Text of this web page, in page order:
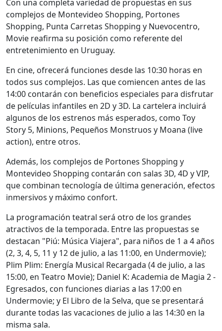
Con una completa variedad de propuestas en sus
complejos de Montevideo Shopping, Portones
Shopping, Punta Carretas Shopping y Nuevocentro,
Movie reafirma su posición como referente del
entretenimiento en Uruguay.
En cine, ofrecerá funciones desde las 10:30 horas en
todos sus complejos. Las que comiencen antes de las
14:00 contarán con beneficios especiales para disfrutar
de películas infantiles en 2D y 3D. La cartelera incluirá
algunos de los estrenos más esperados, como Toy
Story 5, Minions, Pequeños Monstruos y Moana (live
action), entre otros.
Además, los complejos de Portones Shopping y
Montevideo Shopping contarán con salas 3D, 4D y VIP,
que combinan tecnología de última generación, efectos
inmersivos y máximo confort.
La programación teatral será otro de los grandes
atractivos de la temporada. Entre las propuestas se
destacan "Piú: Música Viajera", para niños de 1 a 4 años
(2, 3, 4, 5, 11 y 12 de julio, a las 11:00, en Undermovie);
Plim Plim: Energía Musical Recargada (4 de julio, a las
15:00, en Teatro Movie); Daniel K: Academia de Magia 2 -
Egresados, con funciones diarias a las 17:00 en
Undermovie; y El Libro de la Selva, que se presentará
durante todas las vacaciones de julio a las 14:30 en la
misma sala.